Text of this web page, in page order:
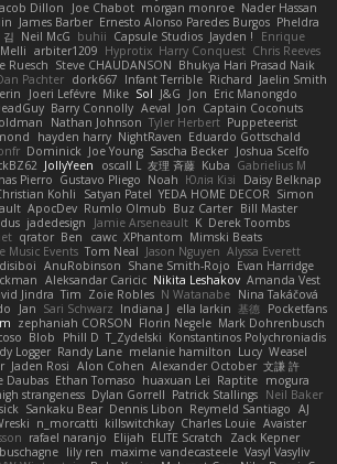
Dillon Joe Chabot morgan monroe Nader Hassan
James Barber Ernesto Alonso Paredes Burgos Pheldra
김 Neil McG buhii Capsule Studios Jayden !
Enrique
Melli arbiter1209 Hyprotix Harry Conquest Chris Reeves
Ruesch Steve CHAUDANSON Bhukya Hari Prasad Naik
Pachter dork667 Infant Terrible Richard Jaelin Smith
Joeri Lefévre Mike Sol J&G Jon Eric Manongdo
Barry Connolly Aeval Jon Captain Coconuts
Nathan Johnson Tyler Herbert Puppeteerist
hayden harry NightRaven Eduardo Gottschald
Dominick Joe Young Sascha Becker Joshua Scelfo
JollyYeen oscall L 友理 斉藤 Kuba Gabrielius M
Pierro Gustavo Pliego Noah Юлія Кізі
Daisy Belknap
Kohli Satyan Patel YEDA HOME DECOR Simon
ApocDev Rumlo Olmub Buz Carter Bill Master
jadedesign Jamie Arseneault K Derek Toombs
qrator Ben cawc XPhantom Mimski Beats
Music Events Tom Neal Jason Nguyen Alyssa Everett
disiboi AnuRobinson Shane Smith-Rojo Evan Harridge
Aleksandar Caricic Nikita Leshakov Amanda Vest
Jindra Tim Zoie Robles N Watanabe Nina Takáčová
Jan Sari Schwarz Indiana J ella larkin 基德
Pocketfans
zephaniah CORSON Florin Negele Mark Dohrenbusch
Blob Phill D T_Zydelski Konstantinos Polychroniadis
Logger Randy Lane melanie hamilton Lucy Weasel
Jaden Rosi Alon Cohen Alexander October 文謙 許
Daubas Ethan Tomaso huaxuan Lei Raptite mogura
strangeness Dylan Gorrell Patrick Stallings Neil Baker
Sankaku Bear Dennis Libon Reymeld Santiago AJ
n_morcatti killswitchkay Charles Louie Avaister
rafael naranjo Elijah ELITE Scratch
Zack Kepner
lily ren maxime vandecasteele Vasyl Vasyliv